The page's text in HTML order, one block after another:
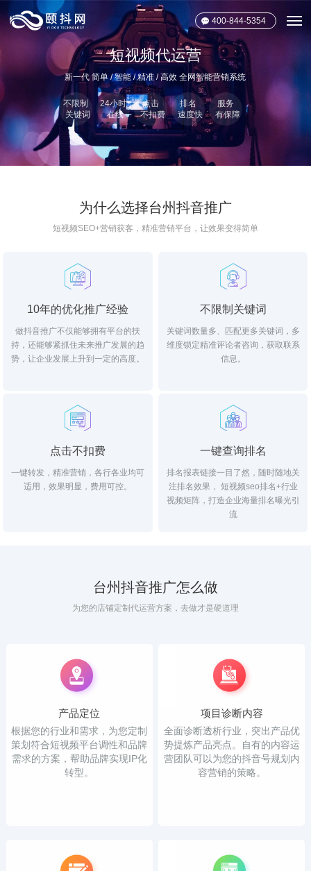
400-844-5354
短视频代运营
新一代 简单 / 智能 / 精准 / 高效 全网智能营销系统
不限制
关键词
24小时
在线
点击
不扣费
排名
速度快
服务
有保障
为什么选择台州抖音推广
短视频SEO+营销获客，精准营销平台，让效果变得简单
10年的优化推广经验
做抖音推广不仅能够拥有平台的扶
持，还能够紧抓住未来推广发展的趋
势，让企业发展上升到一定的高度。
不限制关键词
关键词数量多、匹配更多关键词，多
维度锁定精准评论者咨询，获取联系
信息。
点击不扣费
一键转发，精准营销，各行各业均可
适用，效果明显，费用可控。
一键查询排名
排名报表链接一目了然，随时随地关
注排名效果， 短视频seo排名+行业
视频矩阵，打造企业海量排名曝光引
流
台州抖音推广怎么做
为您的店铺定制代运营方案，去做才是硬道理
产品定位
根据您的行业和需求，为您定制
策划符合短视频平台调性和品牌
需求的方案，帮助品牌实现IP化
转型。
项目诊断内容
全面诊断透析行业，突出产品优
势提炼产品亮点。自有的内容运
营团队可以为您的抖音号规划内
容营销的策略。